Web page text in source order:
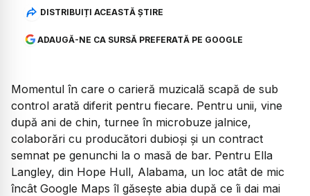
DISTRIBUIȚI ACEASTĂ ȘTIRE
ADAUGĂ-NE CA SURSĂ PREFERATĂ PE GOOGLE
Momentul în care o carieră muzicală scapă de sub
control arată diferit pentru fiecare. Pentru unii, vine
după ani de chin, turnee în microbuze jalnice,
colaborări cu producători dubioși și un contract
semnat pe genunchi la o masă de bar. Pentru Ella
Langley, din Hope Hull, Alabama, un loc atât de mic
încât Google Maps îl găsește abia după ce îi dai mai